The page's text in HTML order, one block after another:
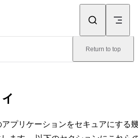
Return to top
アプリケーションをセキュアにする